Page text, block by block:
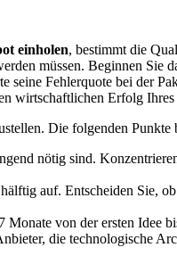
einholen, bestimmt die
müssen. Beginnen
Fehlerquote bei der
wirtschaftlichen Erfolg Ihres
Die folgenden Punkte
nötig sind.
auf. Entscheiden Sie,
von der ersten Idee
die technologische